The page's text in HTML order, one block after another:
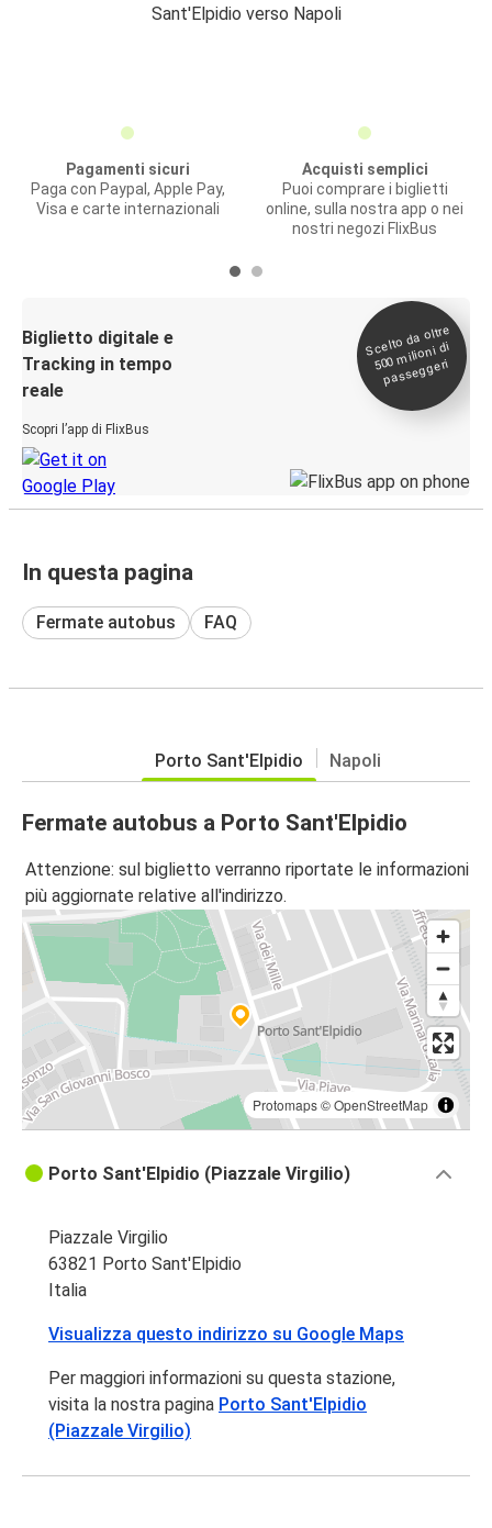
Sant'Elpidio verso Napoli
Pagamenti sicuri
Paga con Paypal, Apple Pay,
Visa e carte internazionali
Acquisti semplici
Puoi comprare i biglietti
online, sulla nostra app o nei
nostri negozi FlixBus
Biglietto digitale e
Tracking in tempo
reale
Scopri l’app di FlixBus
Scelto da oltre
500
milioni di
passeggeri
In questa pagina
Fermate autobus FAQ
Porto Sant'Elpidio Napoli
Fermate autobus a Porto Sant'Elpidio
Attenzione: sul biglietto verranno riportate le informazioni
più aggiornate relative all'indirizzo.
Protomaps©OpenStreetMap
Porto Sant'Elpidio (Piazzale Virgilio)
Piazzale Virgilio
63821 Porto Sant'Elpidio
Italia
Visualizza questo indirizzo su Google Maps
Per maggiori informazioni su questa stazione,
visita la nostra pagina Porto Sant'Elpidio
(Piazzale Virgilio)